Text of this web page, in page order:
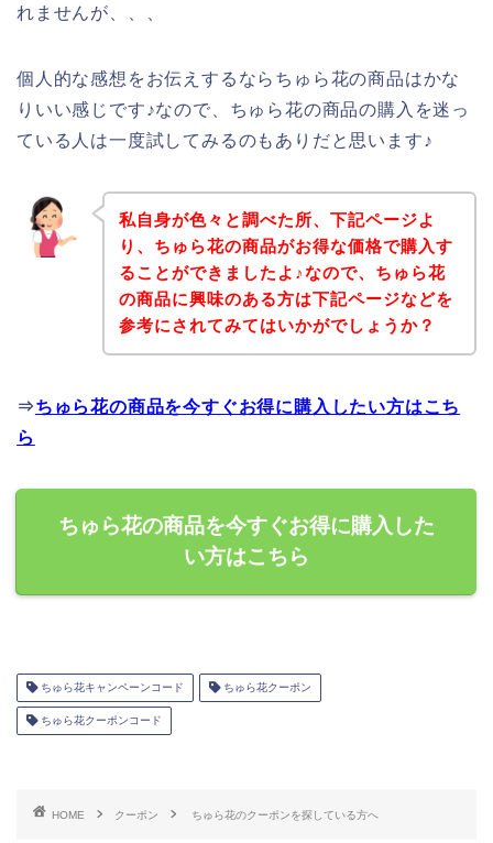
れませんが、、、
個人的な感想をお伝えするならちゅら花の商品はかな
りいい感じです♪なので、ちゅら花の商品の購入を迷っ
ている人は一度試してみるのもありだと思います♪
私自身が色々と調べた所、下記ページよ
り、ちゅら花の商品がお得な価格で購入す
ることができましたよ♪なので、ちゅら花
の商品に興味のある方は下記ページなどを
参考にされてみてはいかがでしょうか？
⇒ちゅら花の商品を今すぐお得に購入したい方はこち
ら
ちゅら花の商品を今すぐお得に購入した
い方はこちら
ちゅら花キャンペーンコード ちゅら花クーポン
ちゅら花クーポンコード
HOME クーポン ちゅら花のクーポンを探している方へ